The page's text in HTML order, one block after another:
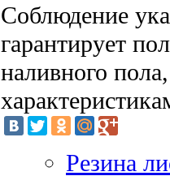
Соблюдение
гарантирует
наливного
Резина